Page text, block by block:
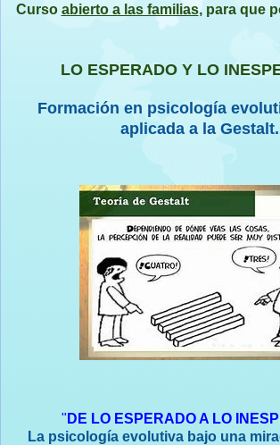
Curso abierto a las familias, para que
LO ESPERADO Y LO
Formación en psicología
aplicada a la Gestalt.
" DE LO ESPERADO A LO
La psicología evolutiva bajo una